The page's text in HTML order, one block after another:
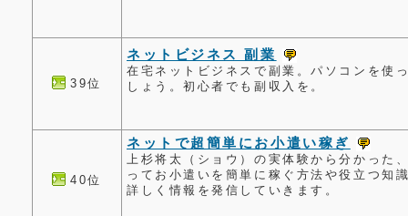
39位
ネットビジネス 副業
在宅ネットビジネスで副業。パソコンを使
しょう。初心者でも副収入を。
40位
ネットで超簡単にお小遣い稼ぎ
上杉将太（ショウ）の実体験から分かった
ってお小遣いを簡単に稼ぐ方法や役立つ知
詳しく情報を発信していきます。